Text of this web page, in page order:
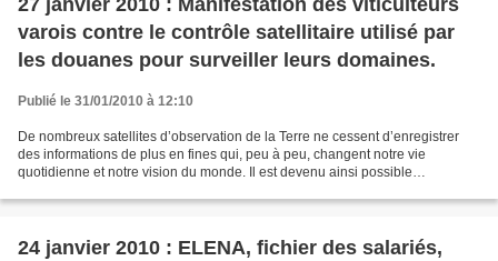
27 janvier 2010 : Manifestation des viticulteurs
varois contre le contrôle satellitaire utilisé par
les douanes pour surveiller leurs domaines.
Publié le 31/01/2010 à 12:10
De nombreux satellites d’observation de la Terre ne cessent d’enregistrer
des informations de plus en fines qui, peu à peu, changent notre vie
quotidienne et notre vision du monde. Il est devenu ainsi possible
24 janvier 2010 : ELENA, fichier des salariés,